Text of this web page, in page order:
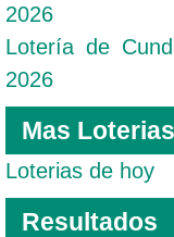
2026
Lotería de
2026
Mas
Loterias de hoy
Resultados